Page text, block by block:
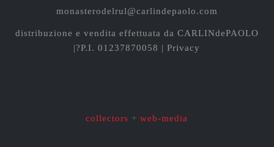
monasterodelrul@carlindepaolo.com
distribuzione e vendita effettuata da CARLINdePAOLO
|?P.I. 01237870058 |Privacy
collectors +web-media